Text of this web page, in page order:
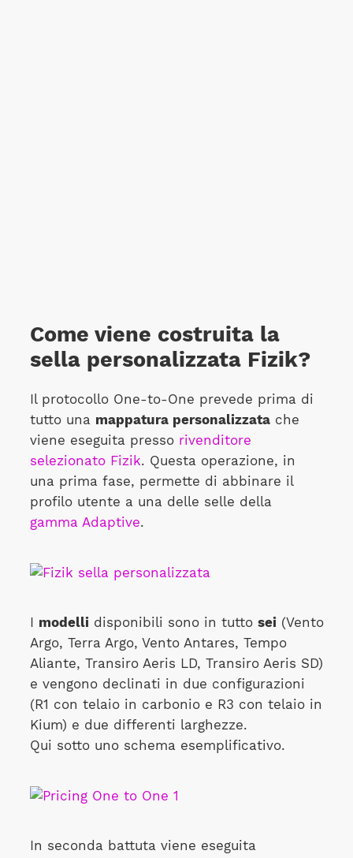
Come viene costruita la
sella personalizzata Fizik?
Il protocollo One-to-One prevede prima di
tutto una mappatura personalizzatache
viene eseguita presso rivenditore
selezionato Fizik. Questa operazione, in
una prima fase, permette di abbinare il
profilo utente a una delle selle della
gamma Adaptive.
I modellidisponibili sono in tutto sei(Vento
Argo, Terra Argo, Vento Antares, Tempo
Aliante, Transiro Aeris LD, Transiro Aeris SD)
e vengono declinati in due configurazioni
(R1 con telaio in carbonio e R3 con telaio in
Kium) e due differenti larghezze.
Qui sotto uno schema esemplificativo.
In seconda battuta viene eseguita